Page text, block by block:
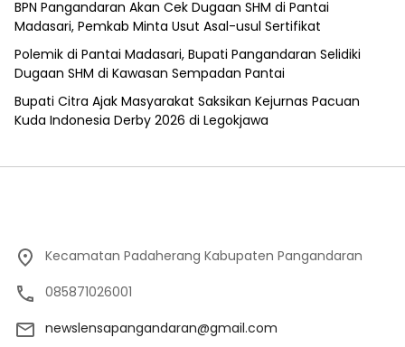
BPN Pangandaran Akan Cek Dugaan SHM di Pantai
Madasari, Pemkab Minta Usut Asal-usul Sertifikat
Polemik di Pantai Madasari, Bupati Pangandaran Selidiki
Dugaan SHM di Kawasan Sempadan Pantai
Bupati Citra Ajak Masyarakat Saksikan Kejurnas Pacuan
Kuda Indonesia Derby 2026 di Legokjawa
Kecamatan Padaherang Kabupaten Pangandaran
085871026001
newslensapangandaran@gmail.com